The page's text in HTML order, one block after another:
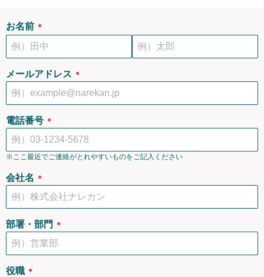
お名前 ＊
メールアドレス ＊
電話番号 ＊
※ここ最近でご連絡がとれやすいものをご記入ください
会社名 ＊
部署・部門 ＊
役職 ＊